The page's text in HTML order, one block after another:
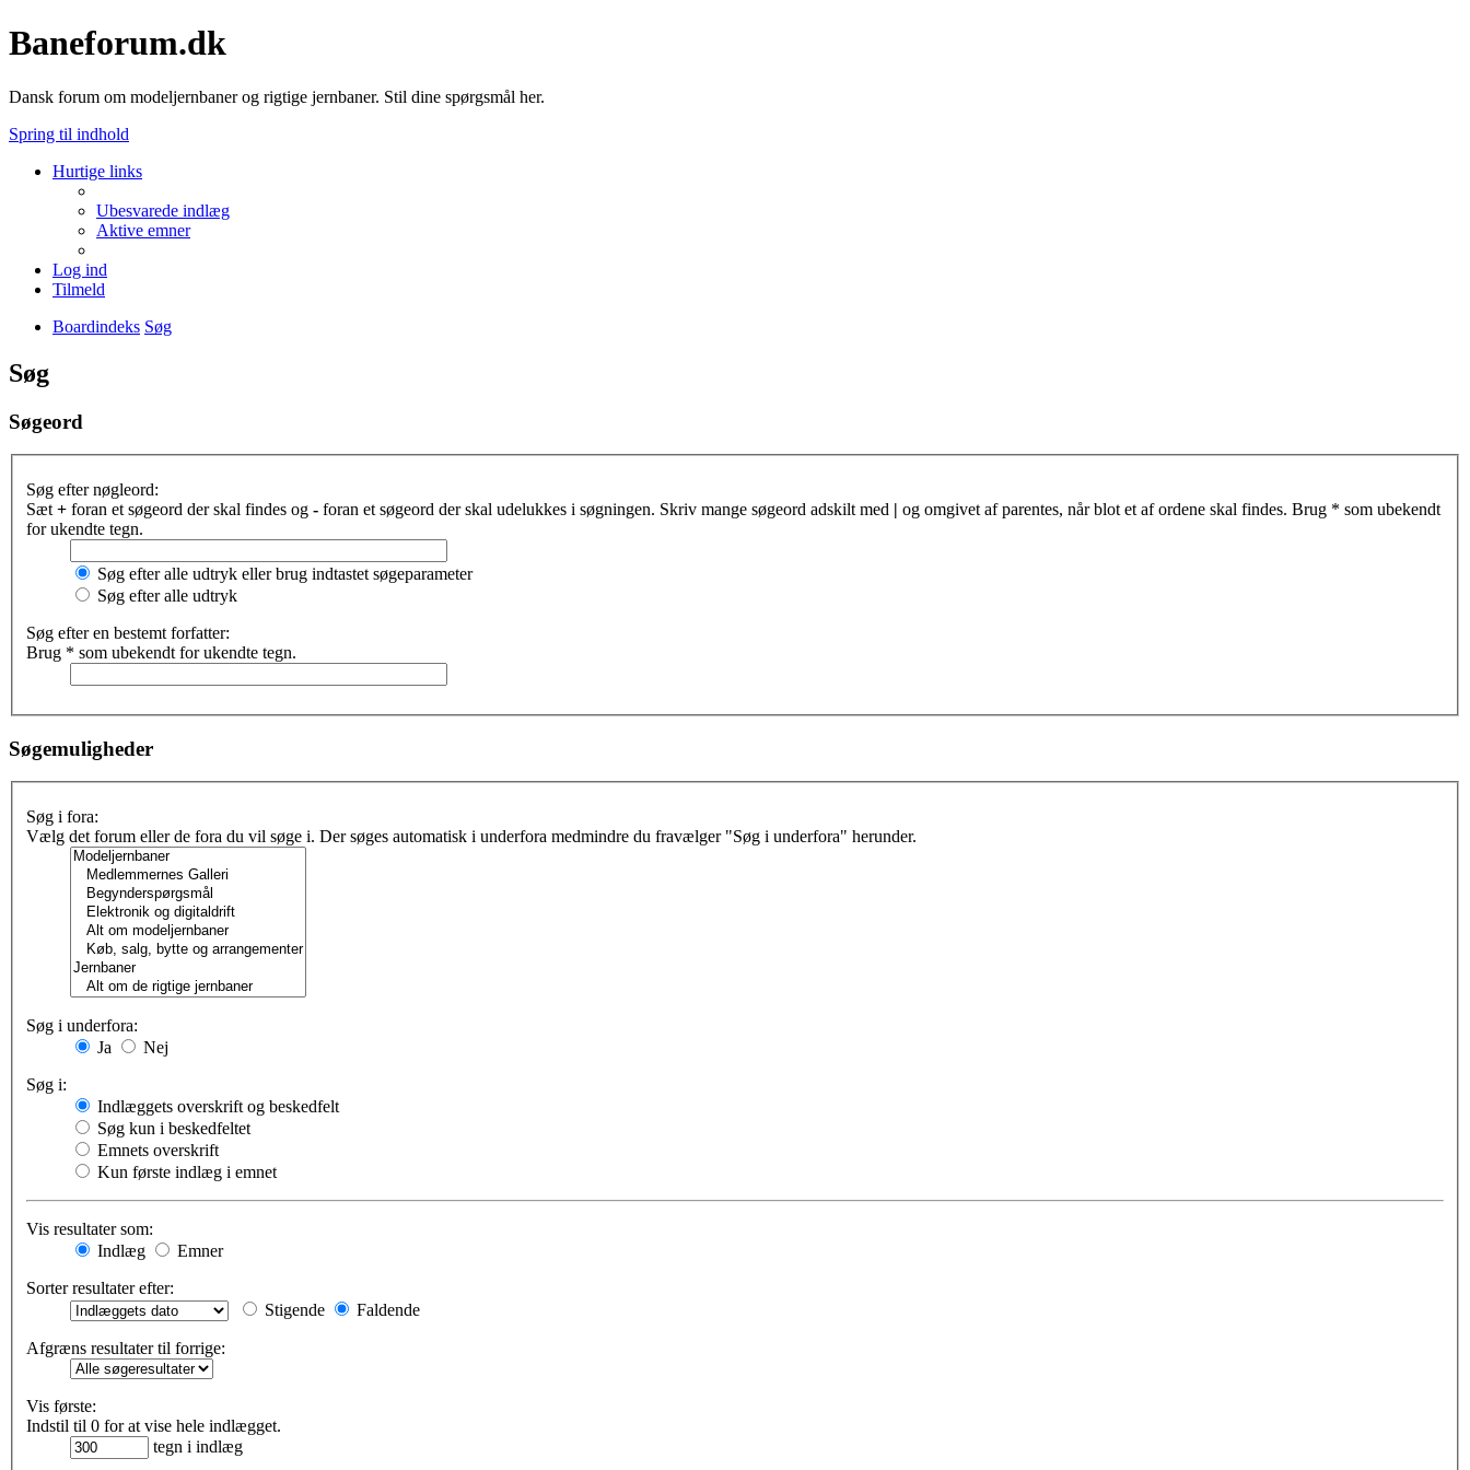
Baneforum.dk
Dansk forum om modeljernbaner og rigtige jernbaner. Stil dine spørgsmål her.
Spring til indhold
Hurtige links
Ubesvarede indlæg
Aktive emner
Log ind
Tilmeld
Boardindeks Søg
Søg
Søgeord
Søg efter nøgleord:
Sæt + foran et søgeord der skal findes og - foran et søgeord der skal udelukkes i søgningen. Skriv mange søgeord adskilt med | og omgivet af parentes, når blot et af ordene skal findes. Brug * som ubekendt
for ukendte tegn.
Søg efter alle udtryk eller brug indtastet søgeparameter
Søg efter alle udtryk
Søg efter en bestemt forfatter:
Brug * som ubekendt for ukendte tegn.
Søgemuligheder
Søg i fora:
Vælg det forum eller de fora du vil søge i. Der søges automatisk i underfora medmindre du fravælger "Søg i underfora" herunder.
Søg i underfora:
Ja
Nej
Søg i:
Indlæggets overskrift og beskedfelt
Søg kun i beskedfeltet
Emnets overskrift
Kun første indlæg i emnet
Vis resultater som:
Indlæg
Emner
Sorter resultater efter:
Stigende
Faldende
Afgræns resultater til forrige:
Vis første:
Indstil til 0 for at vise hele indlægget.
tegn i indlæg